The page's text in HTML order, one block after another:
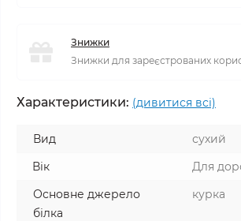
Знижки
Знижки для зареєстрованих
Характеристики: (дивитися всі)
Вид
сухий
Вік
Для
Основне джерело
білка
курка